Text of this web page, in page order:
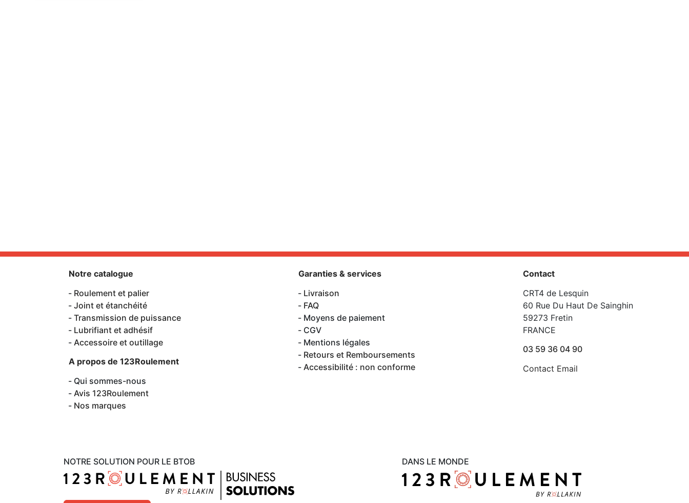
NOTRE SOLUTION POUR LE BTOB
Notre catalogue
Roulement et palier
Joint et étanchéité
Transmission de puissance
Lubrifiant et adhésif
Accessoire et outillage
A propos de 123Roulement
Qui sommes-nous
Avis 123Roulement
Nos marques
Garanties & services
Livraison
FAQ
Moyens de paiement
CGV
Mentions légales
Retours et Remboursements
Accessibilité : non conforme
Contact
CRT4 de Lesquin
60 Rue Du Haut De Sainghin
59273 Fretin
FRANCE
03 59 36 04 90
Contact Email
DANS LE MONDE